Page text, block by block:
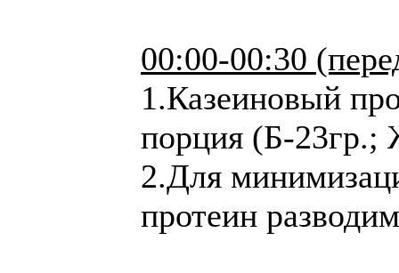
00:00-00:30
1.Казеиновый
порция (Б-
2.Для
протеин